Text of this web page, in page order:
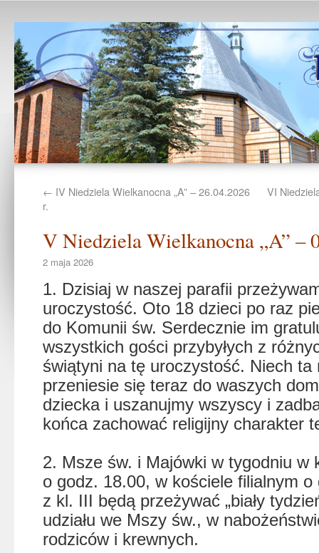
← IV Niedziela Wielkanocna „A” – 26.04.2026
r.
VI
V Niedziela Wielkanocna „A” –
2 maja 2026
1. Dzisiaj w naszej parafii
uroczystość. Oto 18 dzieci po raz
do Komunii św. Serdecznie im
wszystkich gości przybyłych z
świątyni na tę uroczystość. Niech ta
przeniesie się teraz do waszych
dziecka i uszanujmy wszyscy i
końca zachować religijny charakter
2. Msze św. i Majówki w tygodniu w
o godz. 18.00, w kościele filialnym
z kl. III będą przeżywać „biały
udziału we Mszy św., w
rodziców i krewnych.